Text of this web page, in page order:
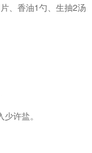
、香油1勺、生抽2汤
许盐。